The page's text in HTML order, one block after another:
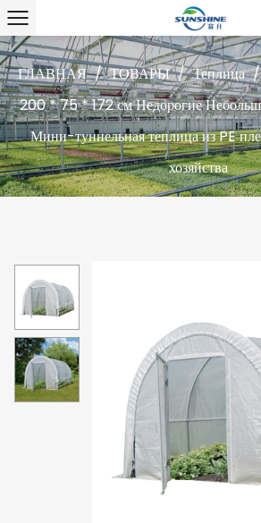
ГЛАВНАЯ / ТОВАРЫ / Теплица
200 * 75 * 172 см Недорогие
Мини-туннельная теплица из PE
хозяйства